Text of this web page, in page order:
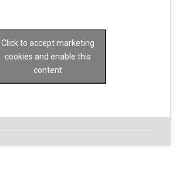
Click to accept marketing
cookies and enable this
content